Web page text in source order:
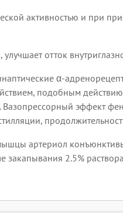
активностью и при
отток
α-
подобным
Вазопрессорный эффект
артериол
2.5%